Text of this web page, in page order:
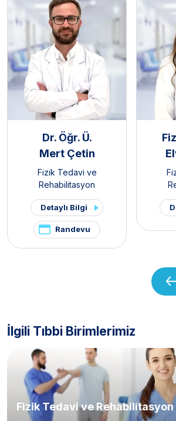
Dr. Öğr. Ü.
Mert Çetin
Fizik Tedavi ve
Rehabilitasyon
Detaylı Bilgi
Randevu
İlgili Tıbbi Birimlerimiz
Fizik Tedavi ve Rehabilitasyon